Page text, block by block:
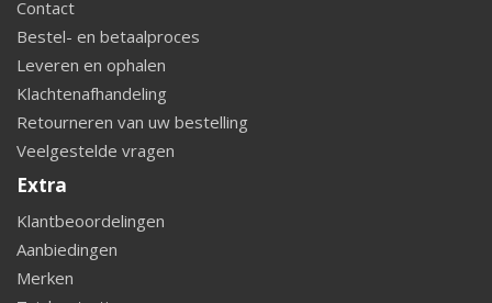
Contact
Bestel- en betaalproces
Leveren en ophalen
Klachtenafhandeling
Retourneren van uw bestelling
Veelgestelde vragen
Extra
Klantbeoordelingen
Aanbiedingen
Merken